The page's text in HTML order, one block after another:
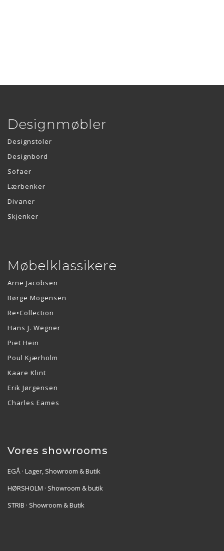
Designmøbler
Designstoler
Designbord
Sofaer
Lærbenker
Divaner
Skjenker
Møbelklassikere
Arne Jacobsen
Børge Mogensen
Re•Collection
Hans J. Wegner
Piet Hein
Poul Kjærholm
Kaare Klint
Erik Jørgensen
Charles Eames
Vores showrooms
EGÅ · Lager, Showroom & Butik
HØRSHOLM · Showroom & butik
STRIB · Showroom & Butik